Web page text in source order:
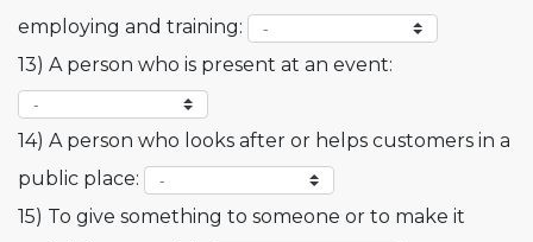
employing and training:
13) A person who is present at an event:
14) A person who looks after or helps customers in a
public place:
15) To give something to someone or to make it